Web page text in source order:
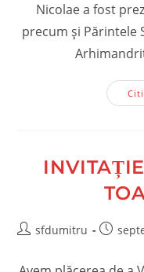
Nicolae a fost
precum și Părintele
Postsfdumitru
Post